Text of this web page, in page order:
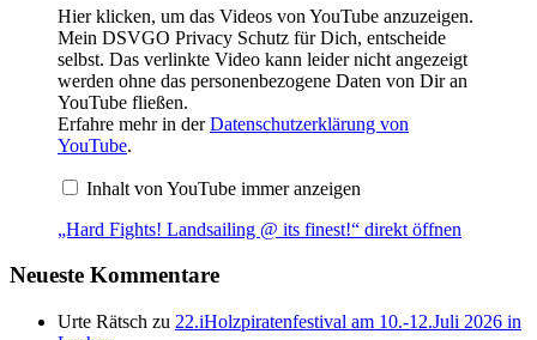
Hier klicken, um das Videos von YouTube anzuzeigen.
Mein DSVGO Privacy Schutz für Dich, entscheide
selbst. Das verlinkte Video kann leider nicht angezeigt
werden ohne das personenbezogene Daten von Dir an
YouTube fließen.
Erfahre mehr in derDatenschutzerklärung von
YouTube.
Inhalt von YouTube immer anzeigen
„Hard Fights! Landsailing @ its finest!“ direkt öffnen
Neueste Kommentare
Urte Rätsch zu 22.iHolzpiratenfestival am 10.-12.Juli 2026 in